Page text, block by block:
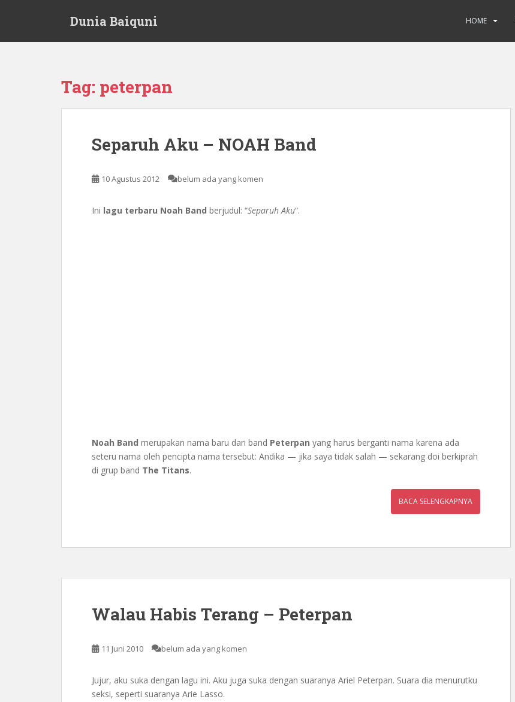
Dunia Baiquni HOME
Tag: peterpan
Separuh Aku – NOAH Band
10 Agustus 2012 belum ada yang komen
Ini lagu terbaru Noah Band berjudul: “Separuh Aku“.
Noah Band merupakan nama baru dari band Peterpan yang harus berganti nama karena ada
seteru nama oleh pencipta nama tersebut: Andika — jika saya tidak salah — sekarang doi berkiprah
di grup band The Titans.
BACA SELENGKAPNYA
Walau Habis Terang – Peterpan
11 Juni 2010 belum ada yang komen
Jujur, aku suka dengan lagu ini. Aku juga suka dengan suaranya Ariel Peterpan. Suara dia menurutku
seksi, seperti suaranya Arie Lasso.